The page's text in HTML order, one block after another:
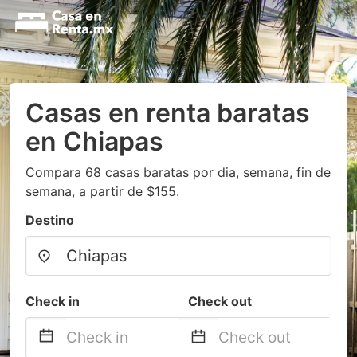
Casas en renta baratas
en Chiapas
Compara 68 casas baratas por dia, semana, fin de
semana, a partir de $155.
Destino
Check in Check out